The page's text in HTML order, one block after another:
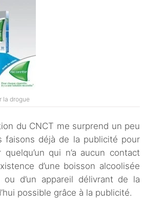
la drogue
du CNCT me surprend un peu
faisons déjà de la publicité pour
qui n’a aucun contact
d’une boisson alcoolisée
ou d’un appareil délivrant de la
possible grâce à la publicité.